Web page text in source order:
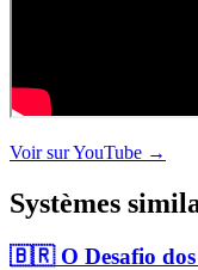
Voir sur YouTube →
Systèmes
🇧🇷O Desafio